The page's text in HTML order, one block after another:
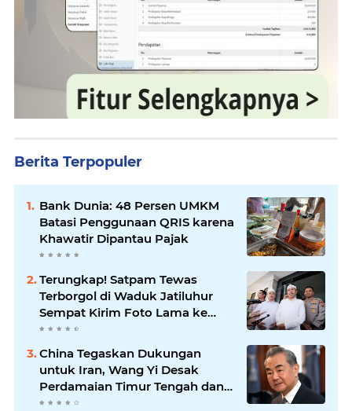
Berita Terpopuler
Bank Dunia: 48 Persen UMKM
Batasi Penggunaan QRIS karena
Khawatir Dipantau Pajak
Terungkap! Satpam Tewas
Terborgol di Waduk Jatiluhur
Sempat Kirim Foto Lama ke
Istri, Dedi Mulyadi Soroti
Kejanggalan
China Tegaskan Dukungan
untuk Iran, Wang Yi Desak
Perdamaian Timur Tengah dan
Soroti Ketegangan dengan AS